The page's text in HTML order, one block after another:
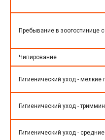
Пребывание в зоогостинице
Чипирование
Гигиенический уход - мелкие
Гигиенический уход -
Гигиенический уход -